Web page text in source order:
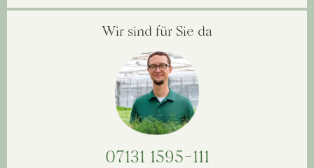
Wir sind für Sie da
07131 1595-111